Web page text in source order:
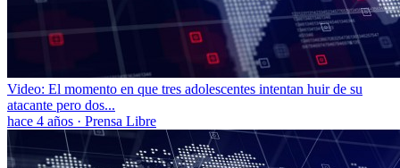
Video: El momento en que tres adolescentes intentan huir de su
atacante pero dos...
hace 4 años · Prensa Libre